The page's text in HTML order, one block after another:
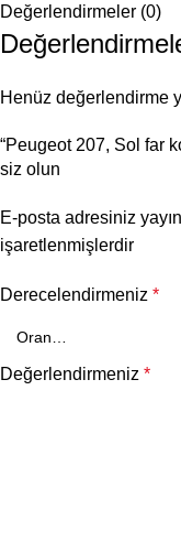
Değerlendirmeler (0)
Henüz değerlendirme
“Peugeot 207, Sol far
siz olun
E-posta adresiniz
işaretlenmişlerdir
Derecelendirmeniz *
Değerlendirmeniz *